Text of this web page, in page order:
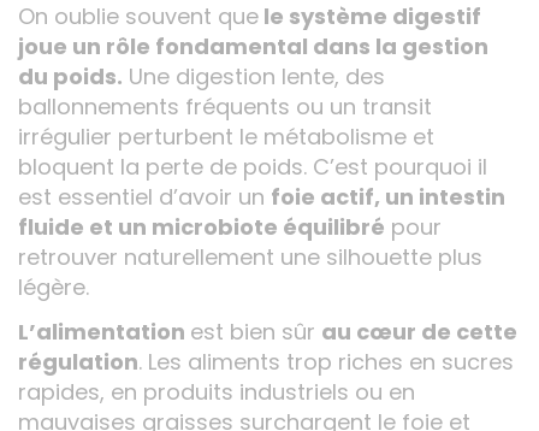
On oublie souvent que le système digestif
joue un rôle fondamental dans la gestion
du poids. Une digestion lente, des
ballonnements fréquents ou un transit
irrégulier perturbent le métabolisme et
bloquent la perte de poids. C’est pourquoi il
est essentiel d’avoir un foie actif, un intestin
fluide et un microbiote équilibré pour
retrouver naturellement une silhouette plus
légère.
L’alimentation est bien sûr au cœur de cette
régulation. Les aliments trop riches en sucres
rapides, en produits industriels ou en
mauvaises graisses surchargent le foie et